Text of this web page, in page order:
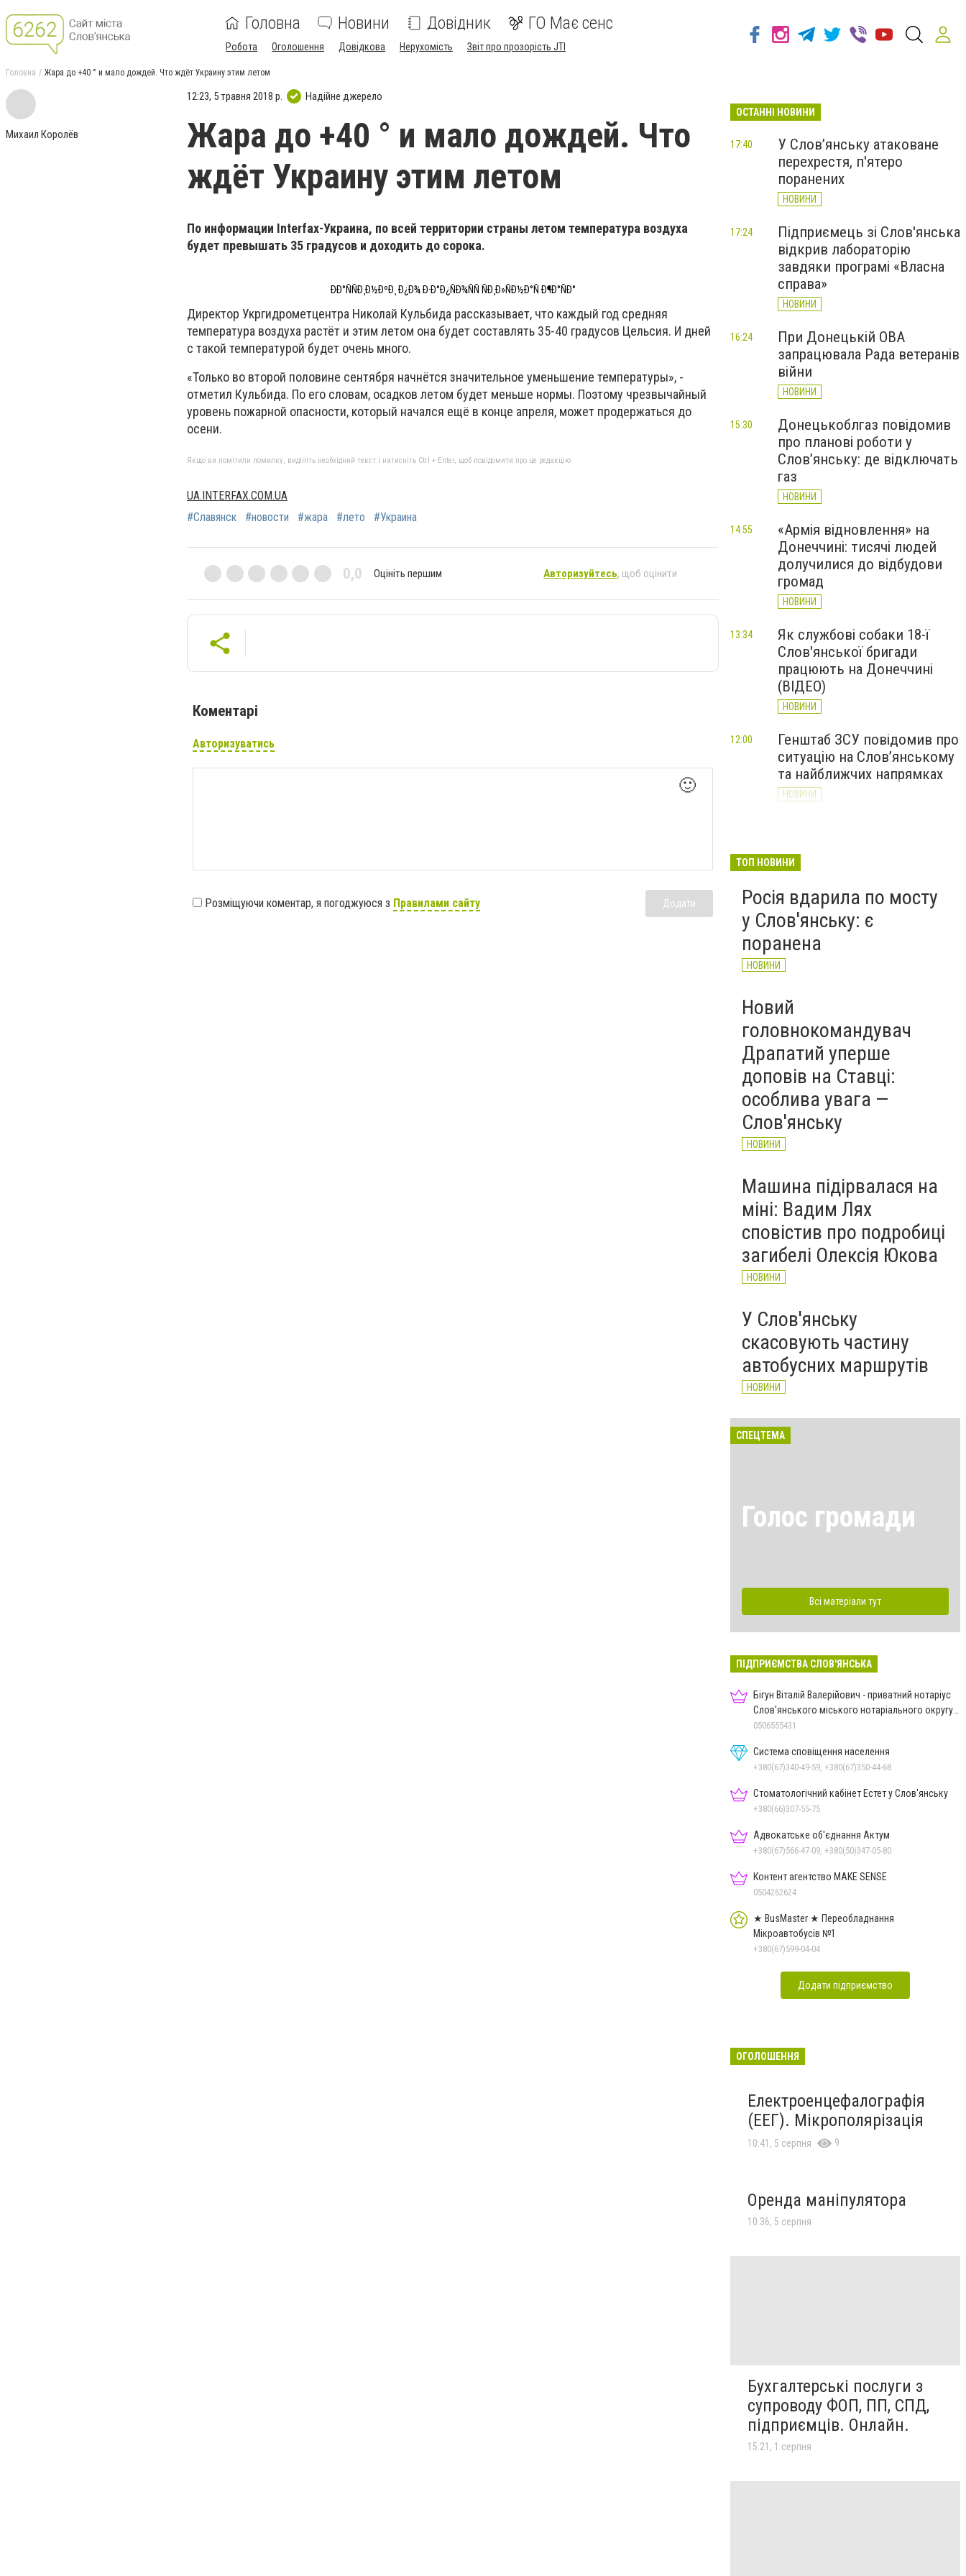
Головна Новини Довідник ГО Має сенс
Робота Оголошення Довідкова Нерухомість Звіт про прозорість JTI
Головна Жара до +40 ° и мало дождей. Что ждёт Украину этим летом
Михаил Королёв
12:23, 5 травня 2018 р. Надійне джерело
Жара до +40 ° и мало дождей. Что
ждёт Украину этим летом
По информации Interfax-Украина, по всей территории страны летом температура воздуха
будет превышать 35 градусов и доходить до сорока.
ÐÐ°ÑÑÐ¸Ð½ÐºÐ¸ Ð¿Ð¾ Ð·Ð°Ð¿ÑÐ¾ÑÑ ÑÐ¸Ð»ÑÐ½Ð°Ñ Ð¶Ð°ÑÐ°
Директор Укргидрометцентра Николай Кульбида рассказывает, что каждый год средняя
температура воздуха растёт и этим летом она будет составлять 35-40 градусов Цельсия. И дней
с такой температурой будет очень много.
«Только во второй половине сентября начнётся значительное уменьшение температуры», -
отметил Кульбида. По его словам, осадков летом будет меньше нормы. Поэтому чрезвычайный
уровень пожарной опасности, который начался ещё в конце апреля, может продержаться до
осени.
Якщо ви помітили помилку, виділіть необхідний текст і натисніть Ctrl + Enter, щоб повідомити про це редакцію
UA.INTERFAX.COM.UA
#Славянск
#новости #жара #лето #Украина
0,0 Оцініть першим Авторизуйтесь, щоб оцінити
Коментарі
Авторизуватись
🙂
Розміщуючи коментар, я погоджуюся з Правилами сайту Додати
ОСТАННІ НОВИНИ
У Слов’янську атаковане
перехрестя, п'ятеро
поранених
НОВИНИ
17:40
Підприємець зі Слов'янська
відкрив лабораторію
завдяки програмі «Власна
справа»
НОВИНИ
17:24
При Донецькій ОВА
запрацювала Рада ветеранів
війни
НОВИНИ
16:24
Донецькоблгаз повідомив
про планові роботи у
Слов’янську: де відключать
газ
НОВИНИ
15:30
«Армія відновлення» на
Донеччині: тисячі людей
долучилися до відбудови
громад
НОВИНИ
14:55
Як службові собаки 18-ї
Слов'янської бригади
працюють на Донеччині
(ВІДЕО)
НОВИНИ
13:34
Генштаб ЗСУ повідомив про
ситуацію на Слов’янському
та найближчих напрямках
НОВИНИ
12:00
великої війни: 7 серпня
ТОП НОВИНИ
Росія вдарила по мосту
у Слов'янську: є
поранена
НОВИНИ
Новий
головнокомандувач
Драпатий уперше
доповів на Ставці:
особлива увага —
Слов'янську
НОВИНИ
Машина підірвалася на
міні: Вадим Лях
сповістив про подробиці
загибелі Олексія Юкова
НОВИНИ
У Слов'янську
скасовують частину
автобусних маршрутів
НОВИНИ
СПЕЦТЕМА
Голос громади
Всі матеріали тут
ПІДПРИЄМСТВА СЛОВ'ЯНСЬКА
Бігун Віталій Валерійович - приватний нотаріус
Слов'янського міського нотаріального округу
Дон.обл.
0506555431
Система сповіщення населення
+380(67)340-49-59, +380(67)350-44-68
Стоматологічний кабінет Естет у Слов'янську
+380(66)307-55-75
Адвокатське об'єднання Актум
+380(67)566-47-09, +380(50)347-05-80
Контент агентство MAKE SENSE
0504262624
★ BusMaster ★ Переобладнання
Мікроавтобусів №1
+380(67)599-04-04
Додати підприємство
ОГОЛОШЕННЯ
Електроенцефалографія
(ЕЕГ). Мікрополярізація
10:41, 5 серпня 9
Оренда маніпулятора
10:36, 5 серпня
Бухгалтерські послуги з
супроводу ФОП, ПП, СПД,
підприємців. Онлайн.
15:21, 1 серпня